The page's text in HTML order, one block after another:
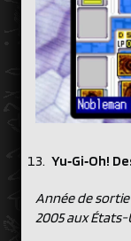
Yu‑Gi‑Oh!
Année de sortie
2005 aux États-